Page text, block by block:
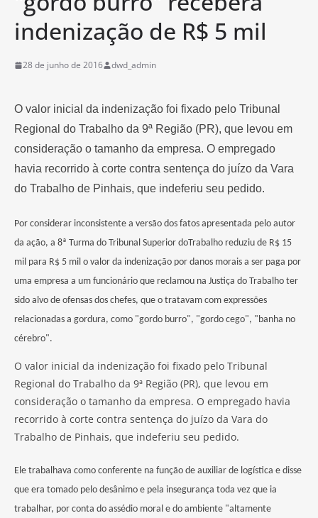
indenização de R$ 5 mil
28 de junho de 2016 dwd_admin
O valor inicial da indenização foi fixado pelo Tribunal
Regional do Trabalho da 9ª Região (PR), que levou em
consideração o tamanho da empresa. O empregado
havia recorrido à corte contra sentença do juízo da Vara
do Trabalho de Pinhais, que indeferiu seu pedido.
Por considerar inconsistente a versão dos fatos apresentada pelo autor
da ação, a 8ª Turma do Tribunal Superior doTrabalho reduziu de R$ 15
mil para R$ 5 mil o valor da indenização por danos morais a ser paga por
uma empresa a um funcionário que reclamou na Justiça do Trabalho ter
sido alvo de ofensas dos chefes, que o tratavam com expressões
relacionadas a gordura, como "gordo burro", "gordo cego", "banha no
cérebro".
O valor inicial da indenização foi fixado pelo Tribunal
Regional do Trabalho da 9ª Região (PR), que levou em
consideração o tamanho da empresa. O empregado havia
recorrido à corte contra sentença do juízo da Vara do
Trabalho de Pinhais, que indeferiu seu pedido.
Ele trabalhava como conferente na função de auxiliar de logística e disse
que era tomado pelo desânimo e pela insegurança toda vez que ia
trabalhar, por conta do assédio moral e do ambiente "altamente